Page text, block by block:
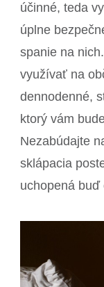
účinné, teda
úplne
spanie na
využívať na
dennodenné,
ktorý vám
Nezabúdajte
sklápacia
uchopená buď